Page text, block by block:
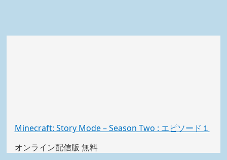
Minecraft: Story Mode – Season Two : エピソード１
い
オンライン配信版 無料